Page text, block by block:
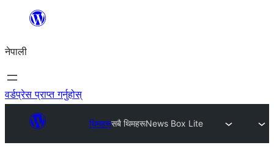
सामग्रीमा
नेपाली
वर्डप्रेस प्राप्त गर्नुहोस्
थिमहरूसबै थिमहरूNews Box Lite